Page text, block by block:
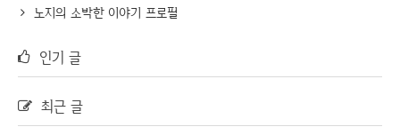
노지의 소박한 이야기 프로필
인기 글
최근 글